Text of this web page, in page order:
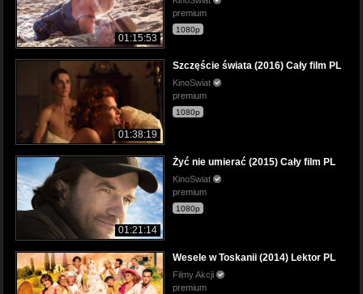
01:15:53
premium
1080p
01:38:19
Szczęście świata (2016) Cały film PL
KinoSwiat
premium
1080p
01:21:14
Żyć nie umierać (2015) Cały film PL
KinoSwiat
premium
1080p
Wesele w Toskanii (2014) Lektor PL
Filmy Akcji
premium